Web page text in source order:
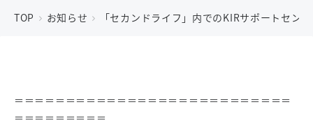
TOP お知らせ 「セカンドライフ」内でのKIRサポートセン
＝＝＝＝＝＝＝＝＝＝＝＝＝＝＝＝＝＝＝＝＝＝＝＝＝＝＝
＝＝＝＝＝＝＝＝＝